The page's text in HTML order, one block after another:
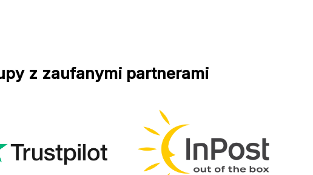
z zaufanymi partnerami